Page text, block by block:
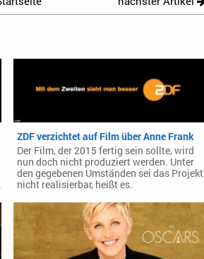
ZDF verzichtet auf Film über Anne Frank
Der Film, der 2015 fertig sein sollte, wird
nun doch nicht produziert werden. Unter
den gegebenen Umständen sei das Projekt
nicht realisierbar, heißt es.